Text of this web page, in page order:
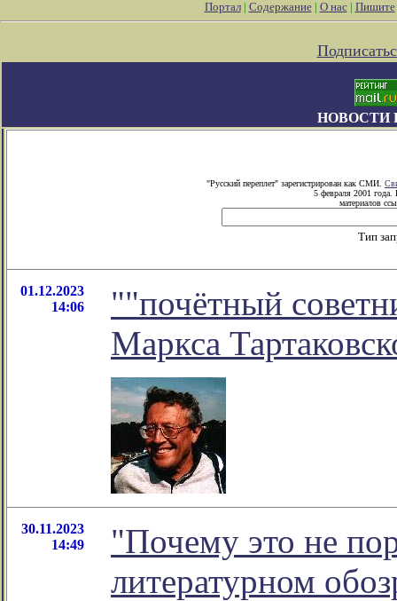
Портал| Содержание| О нас| Пишите
НОВОСТИ
"Русский переплет" зарегистрирован как СМИ.
5 февраля 2001 года.
материалов
Тип
01.12.2023
14:06
""почётный
Маркса
30.11.2023
14:49
"Почему это не
литературном